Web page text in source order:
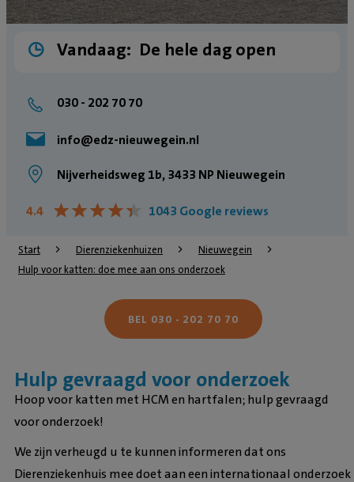
Vandaag: De hele dag open
030 - 202 70 70
info@edz-nieuwegein.nl
Nijverheidsweg 1b, 3433 NP Nieuwegein
4.4 ★★★★★
★★★★★ 1043 Google reviews
Start Dierenziekenhuizen
Nieuwegein
Hulp voor katten: doe mee aan ons onderzoek
Hulp gevraagd voor onderzoek
Hoop voor katten met HCM en hartfalen; hulp gevraagd
voor onderzoek!
We zijn verheugd u te kunnen informeren dat ons
Dierenziekenhuis mee doet aan een internationaal onderzoek
BEL 030 - 202 70 70